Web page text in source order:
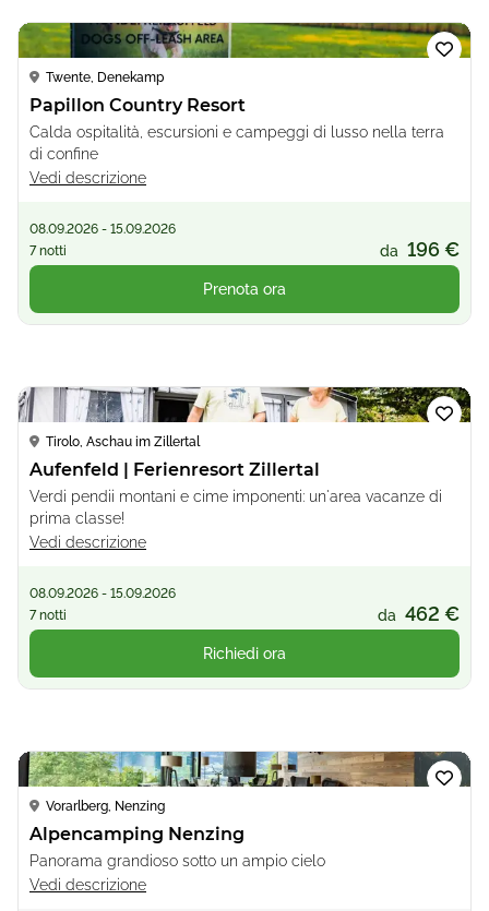
Loading...
Twente, Denekamp
Papillon Country Resort
Calda ospitalità, escursioni e campeggi di lusso nella terra
di confine
Vedi descrizione
08.09.2026 - 15.09.2026
7 notti
da 196 €
Prenota ora
Loading...
Tirolo, Aschau im Zillertal
Aufenfeld | Ferienresort Zillertal
Verdi pendii montani e cime imponenti: un'area vacanze di
prima classe!
Vedi descrizione
08.09.2026 - 15.09.2026
7 notti
da 462 €
Richiedi ora
Loading...
Vorarlberg, Nenzing
Alpencamping Nenzing
Panorama grandioso sotto un ampio cielo
Vedi descrizione